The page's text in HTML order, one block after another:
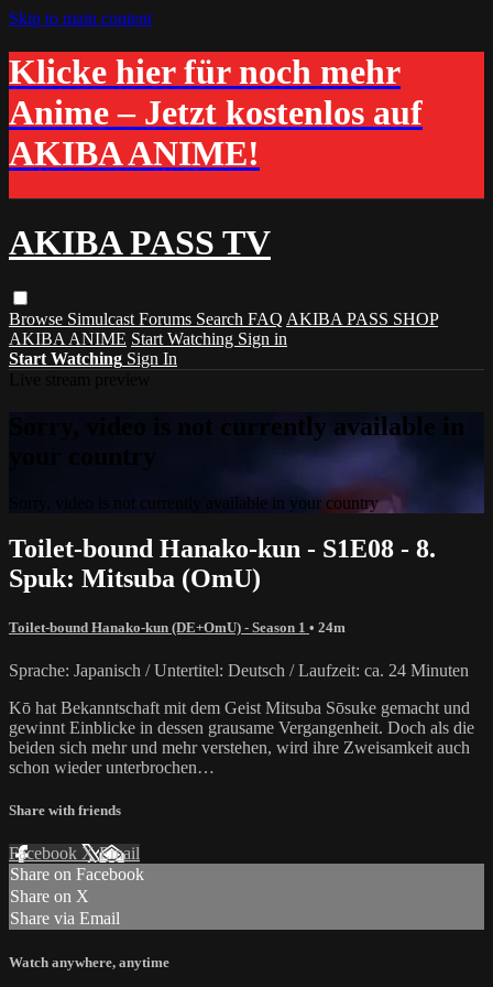
Skip to main content
Klicke hier für noch mehr
Anime – Jetzt kostenlos auf
AKIBA ANIME!
AKIBA PASS TV
Browse Simulcast Forums Search FAQ AKIBA PASS SHOP
AKIBA ANIME Start Watching Sign in
Start Watching Sign In
Sorry, video is not currently available in
Sorry, video is not currently available in your country
Toilet-bound Hanako-kun - S1E08 - 8.
Spuk: Mitsuba (OmU)
Toilet-bound Hanako-kun (DE+OmU) - Season 1 • 24m
Sprache: Japanisch / Untertitel: Deutsch / Laufzeit: ca. 24 Minuten
Kō hat Bekanntschaft mit dem Geist Mitsuba Sōsuke gemacht und
gewinnt Einblicke in dessen grausame Vergangenheit. Doch als die
beiden sich mehr und mehr verstehen, wird ihre Zweisamkeit auch
schon wieder unterbrochen…
Share with friends
Facebook XEmail
Share on Facebook
Share on X
Share via Email
Watch anywhere, anytime